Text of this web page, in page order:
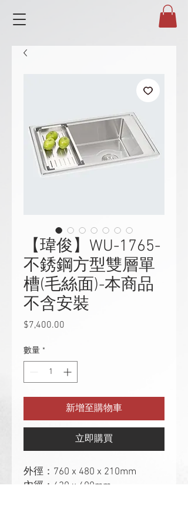
【瑋俊】WU-1765-
不銹鋼方型雙層單
槽(毛絲面)-本商品
不含安裝
$7,400.00
數量 *
新增至購物車
立即購買
外徑：760 x 480 x 210mm
內徑：630 x 400mm